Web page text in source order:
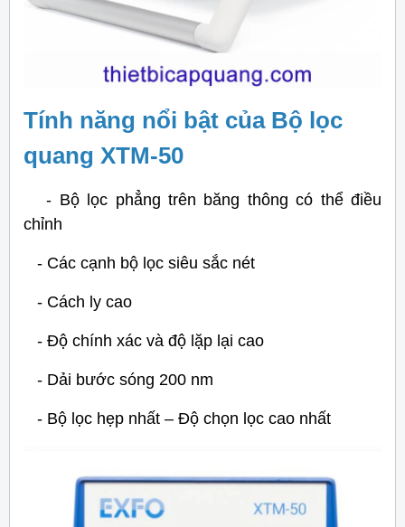
Tính năng nổi bật của Bộ lọc
quang XTM-50
- Bộ lọc phẳng trên băng thông có thể điều
chỉnh
- Các cạnh bộ lọc siêu sắc nét
- Cách ly cao
- Độ chính xác và độ lặp lại cao
- Dải bước sóng 200 nm
- Bộ lọc hẹp nhất – Độ chọn lọc cao nhất